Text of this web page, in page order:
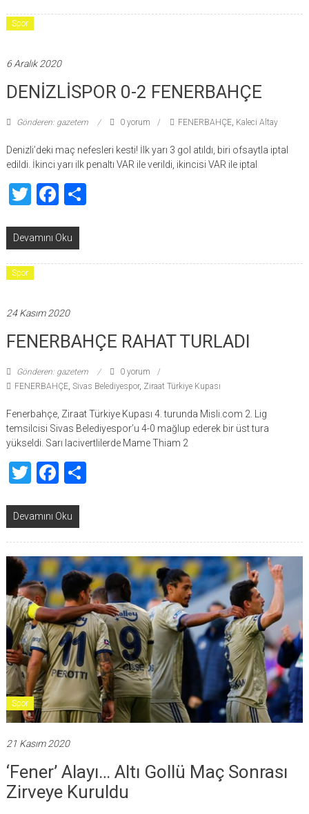
Spor
6 Aralık 2020
DENİZLİSPOR 0-2 FENERBAHÇE
Gönderen: gazetem 0 yorum FENERBAHÇE, Kaleci Altay
Denizli’deki maç nefesleri kesti! İlk yarı 3 gol atıldı, biri ofsaytla iptal
edildi. İkinci yarı ilk penaltı VAR ile verildi, ikincisi VAR ile iptal
TwitterFacebook
Devamını Oku
Spor
24 Kasım 2020
FENERBAHÇE RAHAT TURLADI
Gönderen: gazetem
0 yorum
FENERBAHÇE, Sivas Belediyespor, Ziraat Türkiye Kupası
Fenerbahçe, Ziraat Türkiye Kupası 4. turunda Misli.com 2. Lig
temsilcisi Sivas Belediyespor’u 4-0 mağlup ederek bir üst tura
yükseldi. Sarı lacivertlilerde Mame Thiam 2
TwitterFacebook
Devamını Oku
Spor
21 Kasım 2020
‘Fener’ Alayı… Altı Gollü Maç Sonrası
Zirveye Kuruldu